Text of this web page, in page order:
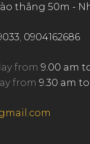
thẳng 50m -
0904162686
from 9.00 am
from 9.30 am